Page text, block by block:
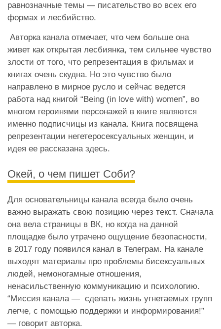
равнозначные темы — писательство во всех его
формах и лесбийство.
Авторка канала отмечает, что чем больше она
живет как открытая лесбиянка, тем сильнее чувство
злости от того, что репрезентация в фильмах и
книгах очень скудна. Но это чувство было
направлено в мирное русло и сейчас ведется
работа над книгой “Being (in love with) women”, во
многом героинями персонажей в книге являются
именно подписчицы из канала. Книга посвящена
репрезентации негетеросексуальных женщин, и
идея ее рассказана здесь.
Окей, о чем пишет Соби?
Для основательницы канала всегда было очень
важно выражать свою позицию через текст. Сначала
она вела страницы в ВК, но когда на данной
площадке было утрачено ощущение безопасности,
в 2017 году появился канал в Телеграм. На канале
выходят материалы про проблемы бисексуальных
людей, немоногамные отношения,
ненасильственную коммуникацию и психологию.
“Миссия канала — сделать жизнь угнетаемых групп
легче, с помощью поддержки и информирования!”
— говорит авторка.